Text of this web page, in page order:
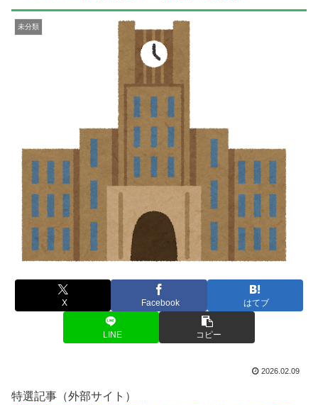
未分類
X Facebook はてブ
LINE コピー
2026.02.09
特選記事（外部サイト）